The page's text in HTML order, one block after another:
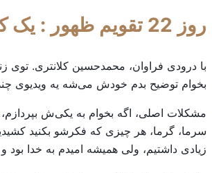
روز 22 تقویم ظهور : یک کودک عشق را به من نشان داد
با درودی فراوان، محمدحسین کلانتری. توی
بخوام توضیح بدم خودش می‌شه یه ویدیوی
مشکلات اصلی، اگه بخوام به یکی‌ش
سرما، گرما، هر چیزی که فکرشو بکنید
زیادی داشتیم، ولی همیشه امیدم به خدا